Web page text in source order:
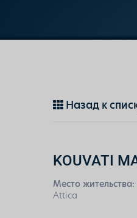
Назад к
KOUVATI
Место жительства:
Attica